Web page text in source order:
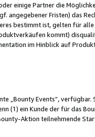
einige Partner die
angegebener Fristen) das
bestimmt ist, gelten für
kommt)
im Hinblick auf
„Bounty Events“, verfügbar.
(1) ein Kunde der für das
Aktion teilnehmende